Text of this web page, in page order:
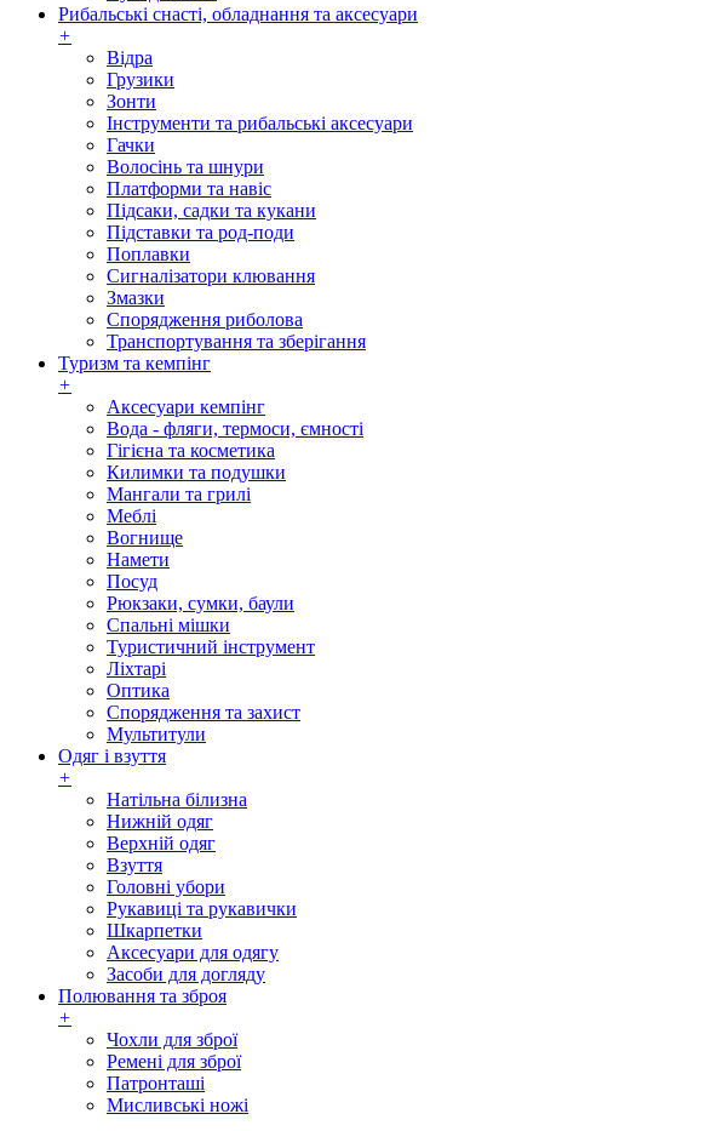
Рибальські снасті, обладнання та аксесуари
+
Відра
Грузики
Зонти
Інструменти та рибальські аксесуари
Гачки
Волосінь та шнури
Платформи та навіс
Підсаки, садки та кукани
Підставки та род-поди
Поплавки
Сигналізатори клювання
Змазки
Спорядження риболова
Транспортування та зберігання
Туризм та кемпінг
+
Аксесуари кемпінг
Вода - фляги, термоси, ємності
Гігієна та косметика
Килимки та подушки
Мангали та грилі
Меблі
Вогнище
Намети
Посуд
Рюкзаки, сумки, баули
Спальні мішки
Туристичний інструмент
Ліхтарі
Оптика
Спорядження та захист
Мультитули
Одяг і взуття
+
Натільна білизна
Нижній одяг
Верхній одяг
Взуття
Головні убори
Рукавиці та рукавички
Шкарпетки
Аксесуари для одягу
Засоби для догляду
Полювання та зброя
+
Чохли для зброї
Ремені для зброї
Патронташі
Мисливські ножі